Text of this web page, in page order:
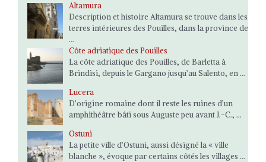
Altamura
Description et histoire Altamura se trouve dans les
terres intérieures des Pouilles, dans la province de
...
Côte adriatique des Pouilles
La côte adriatique des Pouilles, de Barletta à
Brindisi, depuis le Gargano jusqu’au Salento, en ...
Lucera
D’origine romaine dont il reste les ruines d’un
amphithéâtre bâti sous Auguste peu avant J.-C., ...
Ostuni
La petite ville d’Ostuni, aussi désigné la « ville
blanche », évoque par certains côtés les villages ...